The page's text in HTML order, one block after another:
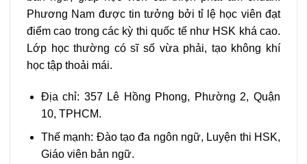
Phương Nam được tin tưởng bởi tỉ lệ học viên đạt
điểm cao trong các kỳ thi quốc tế như HSK khá cao.
Lớp học thường có sĩ số vừa phải, tạo không khí
học tập thoải mái.
Địa chỉ: 357 Lê Hồng Phong, Phường 2, Quận
10, TPHCM.
Thế mạnh: Đào tạo đa ngôn ngữ, Luyện thi HSK,
Giáo viên bản ngữ.